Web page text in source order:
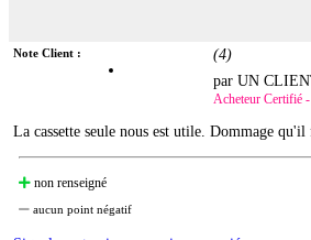
Note Client : (4)
par UN
Acheteur Certifié
La cassette seule nous est utile. Dommage
non renseigné
aucun point négatif